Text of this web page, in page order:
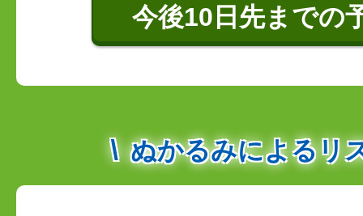
今後10日先までの
ぬかるみによるリ